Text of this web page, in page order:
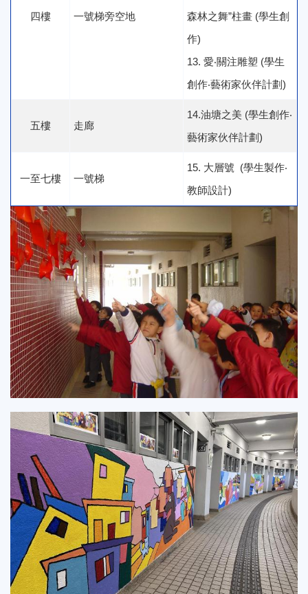
四樓 一號梯旁空地
森林之舞”柱畫 (學生創
作)
13. 愛‧關注雕塑 (學生
創作‧藝術家伙伴計劃)
五樓 走廊
14.油塘之美 (學生創作‧
藝術家伙伴計劃)
一至七樓 一號梯
15. 大層號 (學生製作‧
教師設計)